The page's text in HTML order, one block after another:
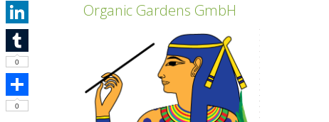
Organic Gardens GmbH
LinkedIn
Tumblr
0
Share
0